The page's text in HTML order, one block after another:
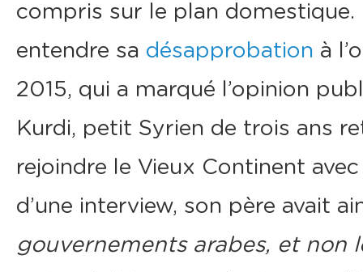
compris sur le plan domestique.
entendre sa désapprobation à
2015, qui a marqué l’opinion
Kurdi, petit Syrien de trois ans
rejoindre le Vieux Continent
d’une interview, son père avait
gouvernements arabes, et non